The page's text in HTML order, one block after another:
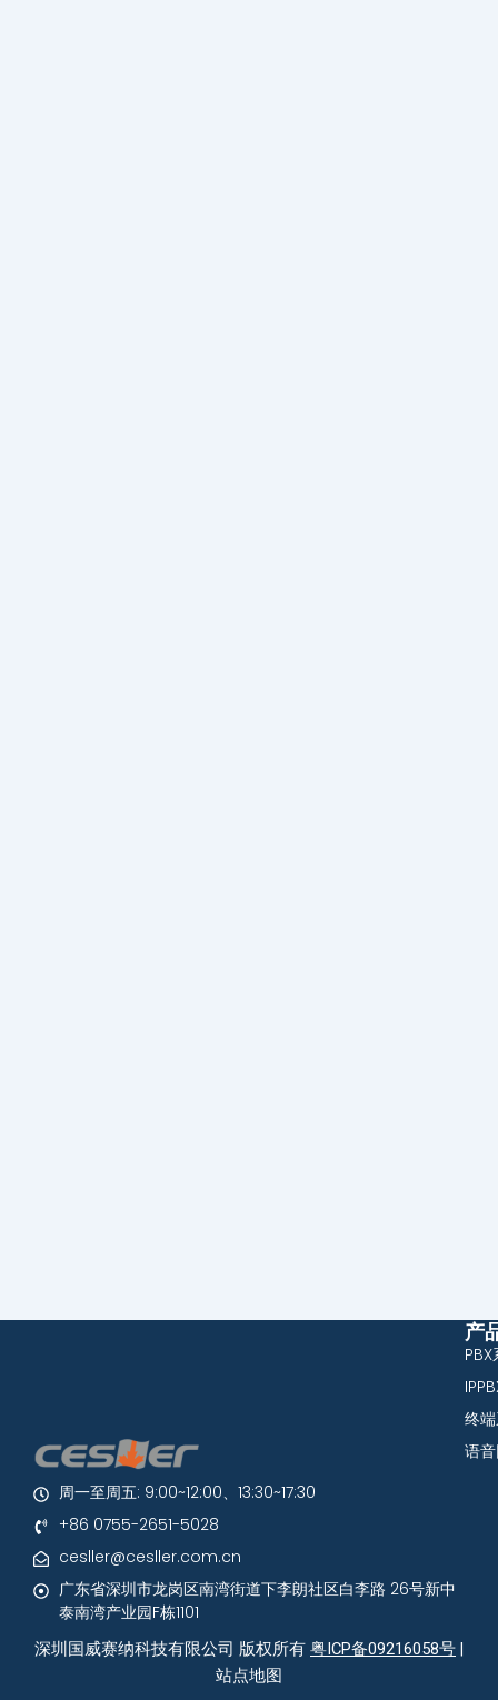
周一至周五: 9:00~12:00、13:30~17:30
+86 0755-2651-5028
cesller@cesller.com.cn
广东省深圳市龙岗区南湾街道下李朗社区白李路 26号新中
泰南湾产业园F栋1101
产
终
语
深圳国威赛纳科技有限公司 版权所有 粤ICP备09216058号 |
站点地图